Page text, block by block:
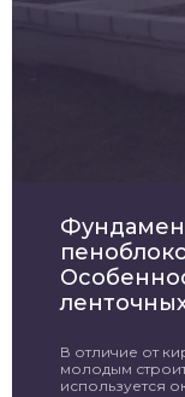
В отличие от
молодым
используется